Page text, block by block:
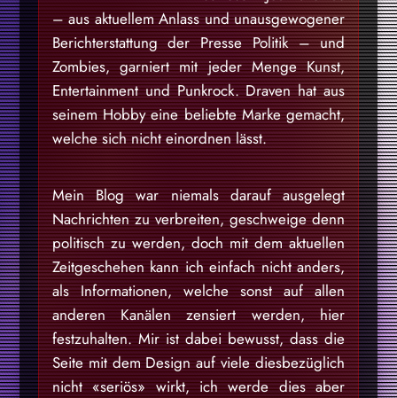
– aus aktuellem Anlass und unausgewogener
Berichterstattung der Presse Politik – und
Zombies, garniert mit jeder Menge Kunst,
Entertainment und Punkrock. Draven hat aus
seinem Hobby eine beliebte Marke gemacht,
welche sich nicht einordnen lässt.
Mein Blog war niemals darauf ausgelegt
Nachrichten zu verbreiten, geschweige denn
politisch zu werden, doch mit dem aktuellen
Zeitgeschehen kann ich einfach nicht anders,
als Informationen, welche sonst auf allen
anderen Kanälen zensiert werden, hier
festzuhalten. Mir ist dabei bewusst, dass die
Seite mit dem Design auf viele diesbezüglich
nicht «seriös» wirkt, ich werde dies aber